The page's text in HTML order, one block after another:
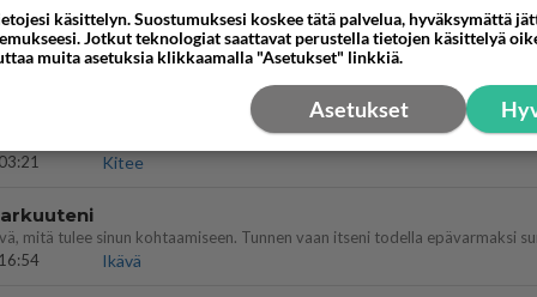
suhteessa?
Ikävä
Kitee
Ikävä
käsittelyn. Suostumuksesi koskee tätä palvelua, hyväksymättä
Jotkut teknologiat saattavat perustella tietojen käsittelyä
muita asetuksia klikkaamalla "Asetukset" linkkiä.
Asetukset